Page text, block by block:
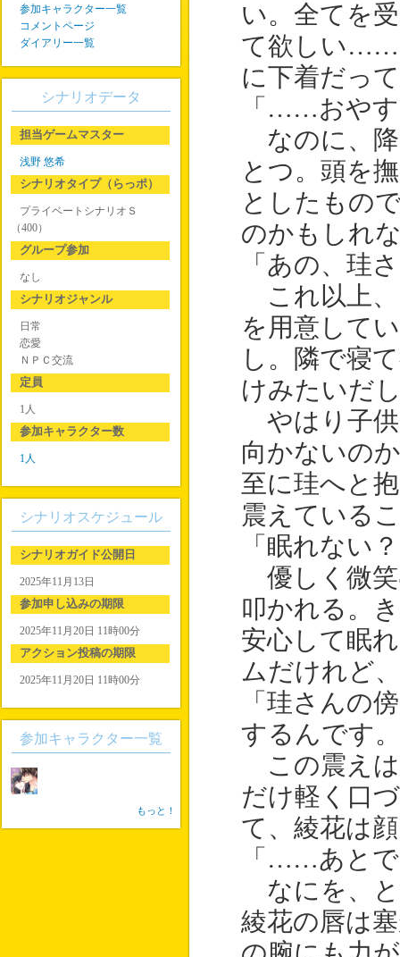
い。全てを
て欲しい……
に下着だっ
「……おや
なのに、降
とつ。頭を
としたもの
のかもしれ
「あの、珪
これ以上、
を用意して
し。隣で寝
けみたいだ
やはり子供
向かないの
至に珪へと
震えている
「眠れない
優しく微笑
叩かれる。
安心して眠
ムだけれど
「珪さんの
するんです
この震えは
だけ軽く口
て、綾花は
「……あと
なにを、と
綾花の唇は
参加キャラクター一覧
コメントページ
ダイアリー一覧
シナリオデータ
担当ゲームマスター
浅野 悠希
シナリオタイプ（らっポ）
プライベートシナリオＳ
（400）
グループ参加
なし
シナリオジャンル
日常
恋愛
ＮＰＣ交流
定員
1人
参加キャラクター数
1人
シナリオスケジュール
シナリオガイド公開日
2025年11月13日
参加申し込みの期限
2025年11月20日 11時00分
アクション投稿の期限
2025年11月20日 11時00分
参加キャラクター一覧
もっと！